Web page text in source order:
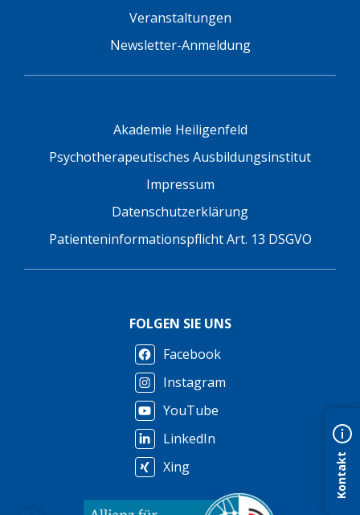
Kontakt
Veranstaltungen
Newsletter-Anmeldung
Akademie Heiligenfeld
Psychotherapeutisches Ausbildungsinstitut
Impressum
Datenschutzerklärung
Patienteninformationspflicht Art. 13 DSGVO
FOLGEN SIE UNS
Facebook
Instagram
YouTube
LinkedIn
Xing